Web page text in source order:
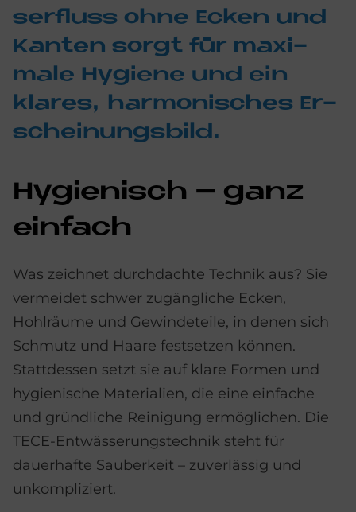
ser­fluss ohne Ecken und
Kan­ten sor­gt für ma­xi­
ma­le Hy­gie­ne und ein
kla­res, har­mo­ni­sches Er­
schei­nungs­bild.
Hy­gie­nisch – ganz
ein­fach
Was zeichnet durchdachte Technik aus? Sie
vermeidet schwer zugängliche Ecken,
Hohlräume und Gewindeteile, in denen sich
Schmutz und Haare festsetzen können.
Stattdessen setzt sie auf klare Formen und
hygienische Materialien, die eine einfache
und gründliche Reinigung ermöglichen. Die
TECE-Entwässerungstechnik steht für
dauerhafte Sauberkeit – zuverlässig und
unkompliziert.